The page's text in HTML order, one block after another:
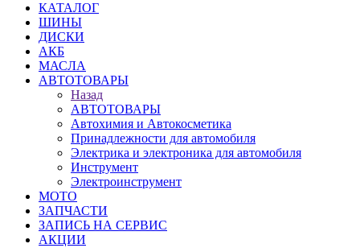
КАТАЛОГ
ШИНЫ
ДИСКИ
АКБ
МАСЛА
АВТОТОВАРЫ
Назад
АВТОТОВАРЫ
Автохимия и Автокосметика
Принадлежности для автомобиля
Электрика и электроника для автомобиля
Инструмент
Электроинструмент
МОТО
ЗАПЧАСТИ
ЗАПИСЬ НА СЕРВИС
АКЦИИ